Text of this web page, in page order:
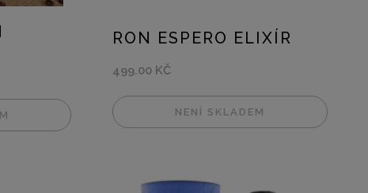
RON ESPERO ELIXÍR
499.00 KČ
NENÍ SKLADEM